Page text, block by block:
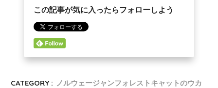
この記事が気に入ったらフォローしよう
CATEGORY : ノルウェージャンフォレストキャットのウカ